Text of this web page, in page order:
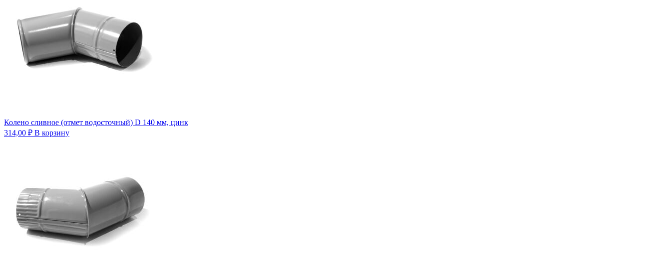
Колено сливное (отмет водосточный) D 140 мм, цинк
314,00 ₽ В корзину